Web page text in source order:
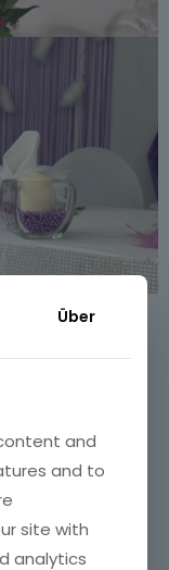
und
dafür stehen
Ihre
um. Wir
oder
begeistert
Über
and
and to
site with
analytics